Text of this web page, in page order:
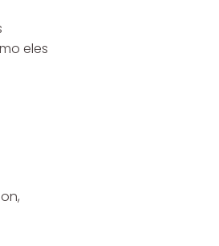
eles